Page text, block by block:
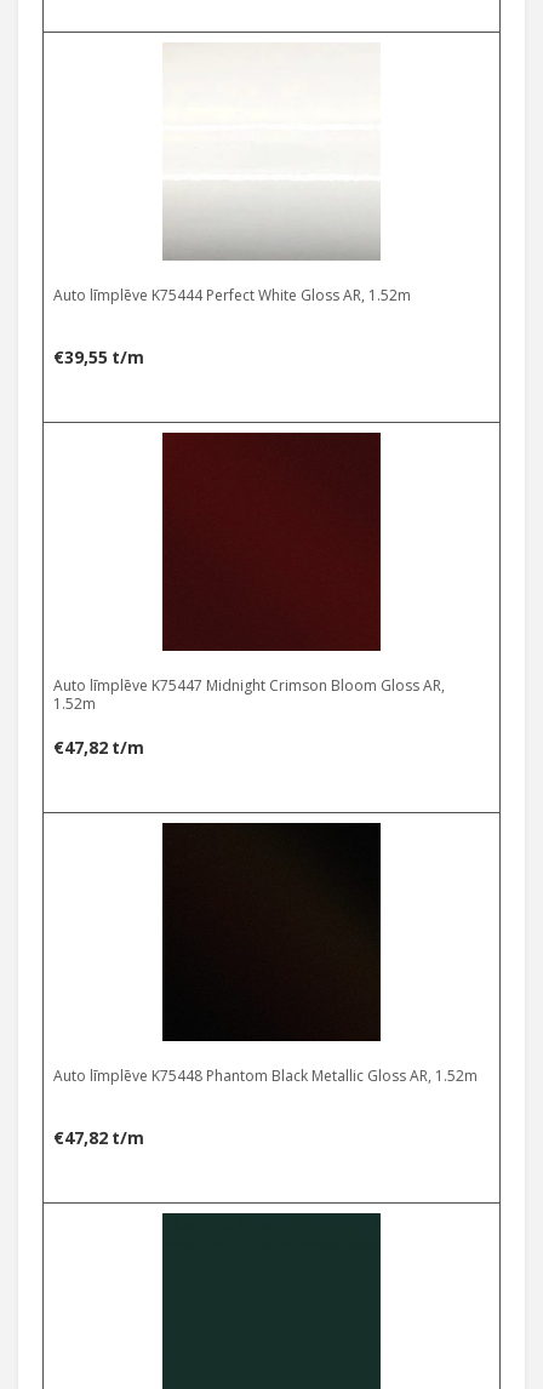
Auto līmplēve K75444 Perfect White Gloss AR, 1.52m
€39,55 t/m
Auto līmplēve K75447 Midnight Crimson Bloom Gloss AR,
1.52m
€47,82 t/m
Auto līmplēve K75448 Phantom Black Metallic Gloss AR, 1.52m
€47,82 t/m